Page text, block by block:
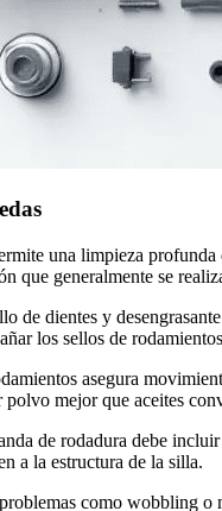
una limpieza
que generalmente se
de dientes y
los sellos de
asegura
mejor que aceites
de rodadura debe
a la estructura de la silla.
como wobbling